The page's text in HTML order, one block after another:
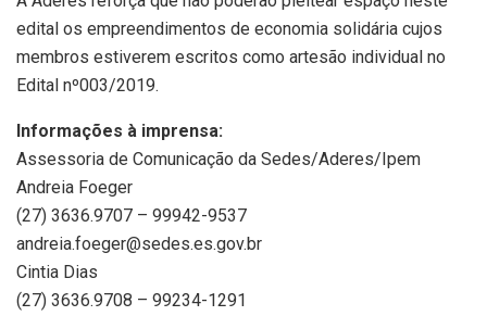
edital os empreendimentos de economia solidária cujos
membros estiverem escritos como artesão individual no
Edital nº003/2019.
Informações à imprensa:
Assessoria de Comunicação da Sedes/Aderes/Ipem
Andreia Foeger
(27) 3636.9707 – 99942-9537
andreia.foeger@sedes.es.gov.br
Cintia Dias
(27) 3636.9708 – 99234-1291